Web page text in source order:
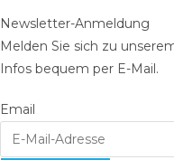
Newsletter-Anmeldung
Melden Sie sich zu
Infos bequem per E-Mail.
Email